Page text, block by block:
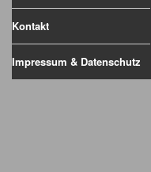
Kontakt
Impressum & Datenschutz